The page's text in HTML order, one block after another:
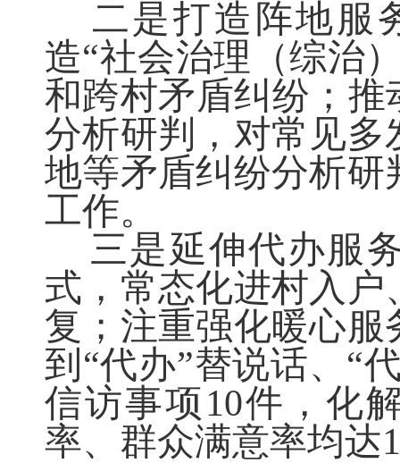
二是打造阵地服
造“社会治理（综治
和跨村矛盾纠纷；推
分析研判，对常见
地等矛盾纠纷分析
工作。
三是延伸代办服
式，常态化进村入
复；注重强化暖心
到“代办”替说话、“
信访事项10件，化
率、群众满意率均达